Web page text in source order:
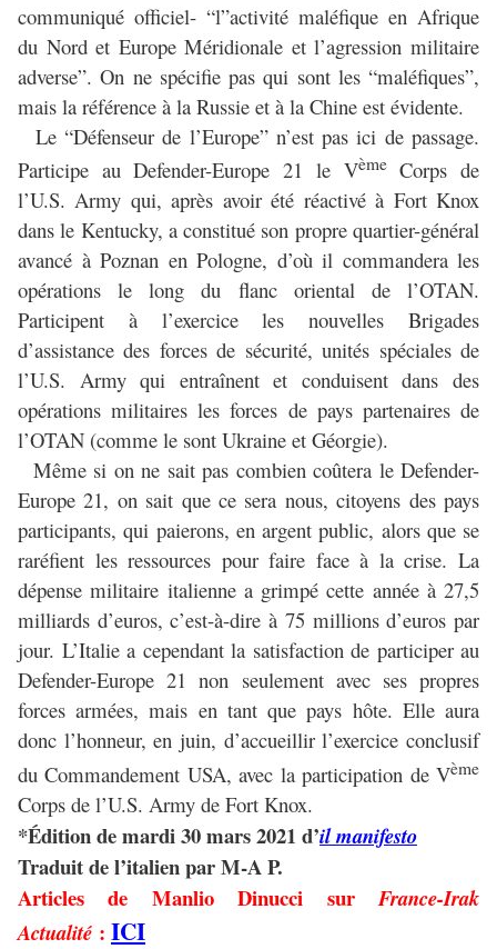
communiqué officiel- “l”activité maléfique en Afrique
du Nord et Europe Méridionale et l’agression militaire
adverse”. On ne spécifie pas qui sont les “maléfiques”,
mais la référence à la Russie et à la Chine est évidente.
Le “Défenseur de l’Europe” n’est pas ici de passage.
Participe au Defender-Europe 21 le VèmeCorps de
l’U.S. Army qui, après avoir été réactivé à Fort Knox
dans le Kentucky, a constitué son propre quartier-général
avancé à Poznan en Pologne, d’où il commandera les
opérations le long du flanc oriental de l’OTAN.
Participent à l’exercice les nouvelles Brigades
d’assistance des forces de sécurité, unités spéciales de
l’U.S. Army qui entraînent et conduisent dans des
opérations militaires les forces de pays partenaires de
l’OTAN (comme le sont Ukraine et Géorgie).
Même si on ne sait pas combien coûtera le Defender-
Europe 21, on sait que ce sera nous, citoyens des pays
participants, qui paierons, en argent public, alors que se
raréfient les ressources pour faire face à la crise. La
dépense militaire italienne a grimpé cette année à 27,5
milliards d’euros, c’est-à-dire à 75 millions d’euros par
jour. L’Italie a cependant la satisfaction de participer au
Defender-Europe 21 non seulement avec ses propres
forces armées, mais en tant que pays hôte. Elle aura
donc l’honneur, en juin, d’accueillir l’exercice conclusif
du Commandement USA, avec la participation de Vème
Corps de l’U.S. Army de Fort Knox.
*Édition de mardi 30 mars 2021 d’il manifesto
Traduit de l’italien par M-A P.
Articles de Manlio Dinucci surFrance-Irak
Actualité : ICI